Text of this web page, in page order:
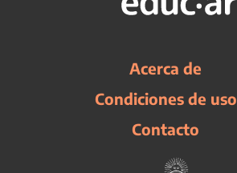
Acerca de
Condiciones de uso
Contacto